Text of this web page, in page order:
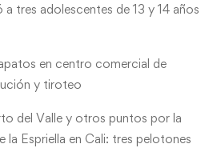
tres adolescentes de 13 y 14 años
en centro comercial de
y tiroteo
del Valle y otros puntos por la
la Espriella en Cali: tres pelotones